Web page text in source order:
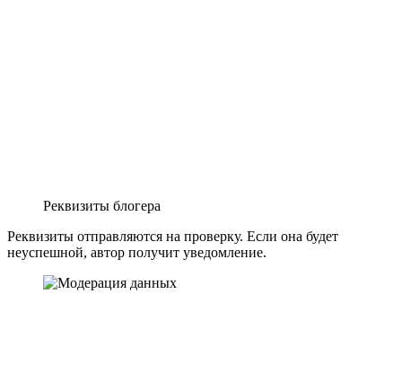
Реквизиты блогера
Реквизиты отправляются на проверку. Если она будет
неуспешной, автор получит уведомление.